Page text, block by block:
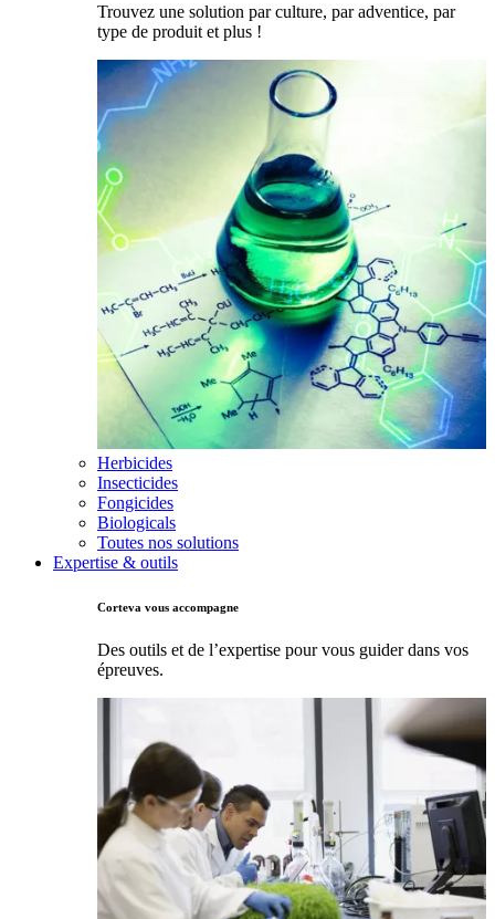
Trouvez une solution par culture, par adventice, par
type de produit et plus !
Herbicides
Insecticides
Fongicides
Biologicals
Toutes nos solutions
Expertise & outils
Corteva vous accompagne
Des outils et de l’expertise pour vous guider dans vos
épreuves.